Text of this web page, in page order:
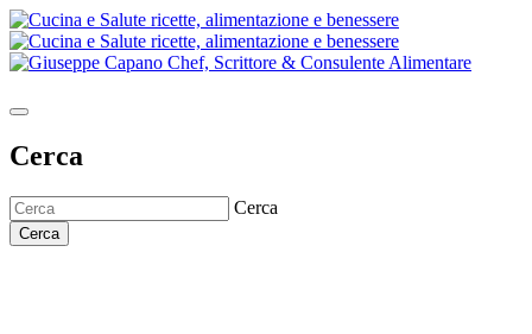
Cerca
Cerca
Cerca